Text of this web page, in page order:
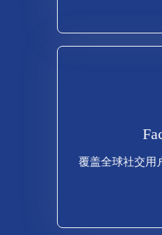
覆盖全球社交用
覆盖全球社交